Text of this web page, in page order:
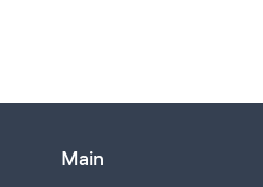
Main